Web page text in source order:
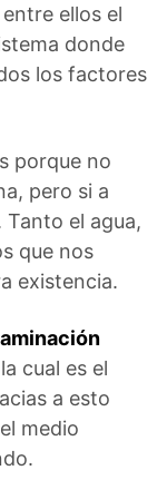
ellos el
donde
los factores
porque no
pero si a
el agua,
que nos
existencia.
cual es el
a esto
medio